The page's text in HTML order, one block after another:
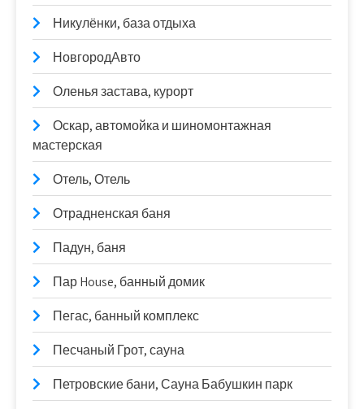
Никулёнки, база отдыха
НовгородАвто
Оленья застава, курорт
Оскар, автомойка и шиномонтажная
мастерская
Отель, Отель
Отрадненская баня
Падун, баня
Пар House, банный домик
Пегас, банный комплекс
Песчаный Грот, сауна
Петровские бани, Сауна Бабушкин парк